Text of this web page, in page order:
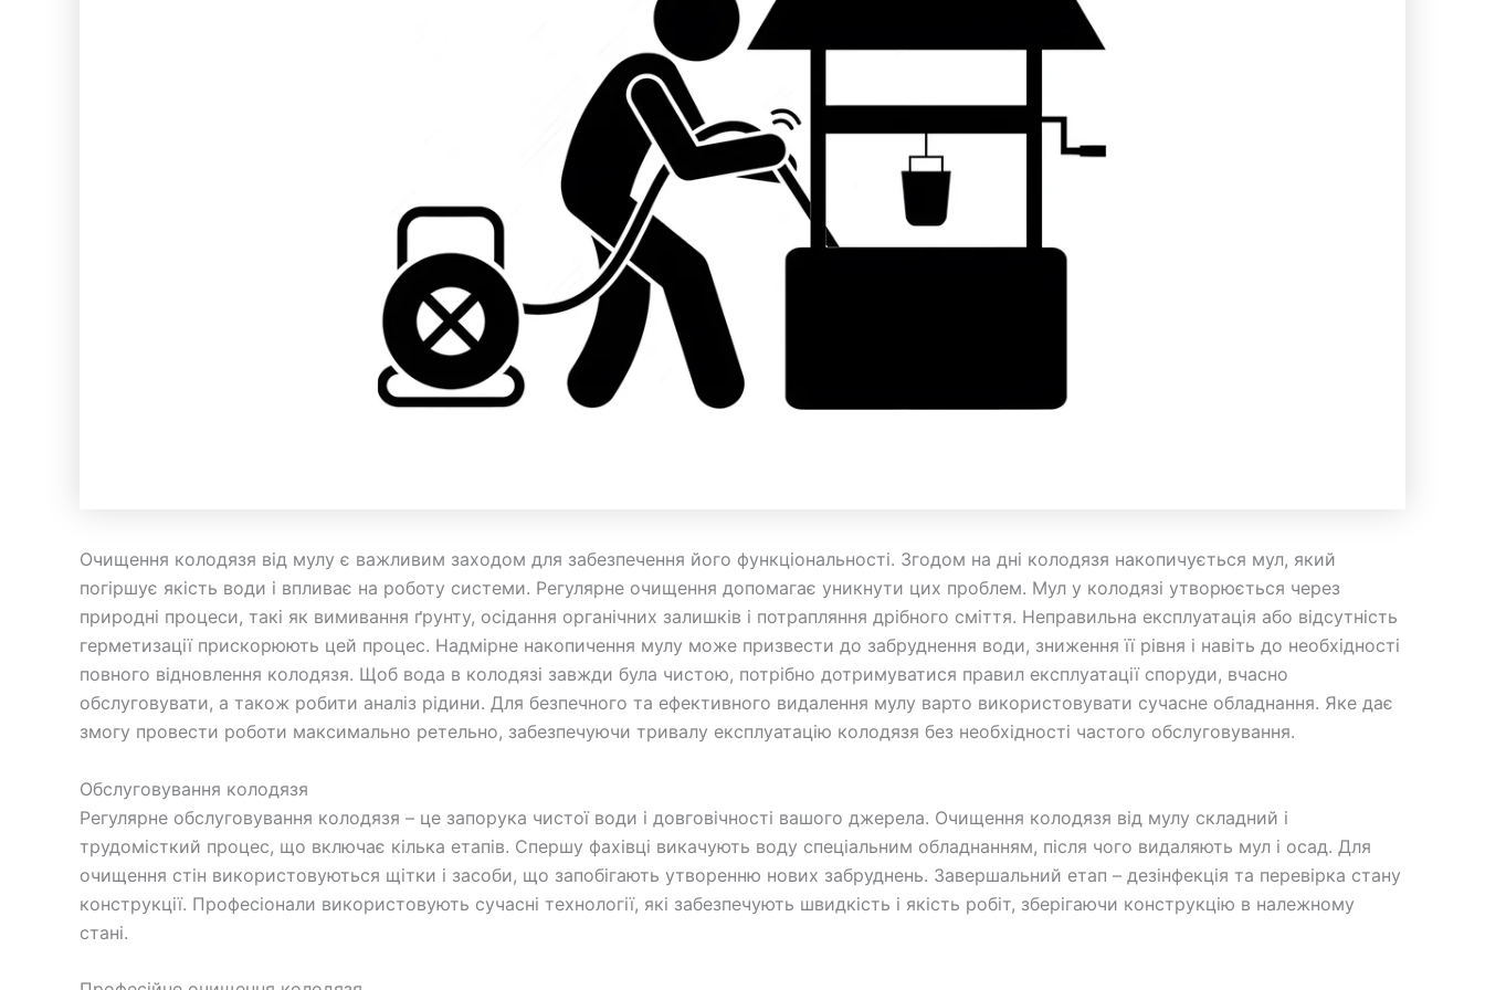
Очищення колодязя від мулу є важливим заходом для забезпечення його функціональності. Згодом на дні колодязя накопичується мул, який
погіршує якість води і впливає на роботу системи. Регулярне очищення допомагає уникнути цих проблем. Мул у колодязі утворюється через
природні процеси, такі як вимивання ґрунту, осідання органічних залишків і потрапляння дрібного сміття. Неправильна експлуатація або відсутність
герметизації прискорюють цей процес. Надмірне накопичення мулу може призвести до забруднення води, зниження її рівня і навіть до необхідності
повного відновлення колодязя. Щоб вода в колодязі завжди була чистою, потрібно дотримуватися правил експлуатації споруди, вчасно
обслуговувати, а також робити аналіз рідини. Для безпечного та ефективного видалення мулу варто використовувати сучасне обладнання. Яке дає
змогу провести роботи максимально ретельно, забезпечуючи тривалу експлуатацію колодязя без необхідності частого обслуговування.
Обслуговування колодязя
Регулярне обслуговування колодязя – це запорука чистої води і довговічності вашого джерела. Очищення колодязя від мулу складний і
трудомісткий процес, що включає кілька етапів. Спершу фахівці викачують воду спеціальним обладнанням, після чого видаляють мул і осад. Для
очищення стін використовуються щітки і засоби, що запобігають утворенню нових забруднень. Завершальний етап – дезінфекція та перевірка стану
конструкції. Професіонали використовують сучасні технології, які забезпечують швидкість і якість робіт, зберігаючи конструкцію в належному
стані.